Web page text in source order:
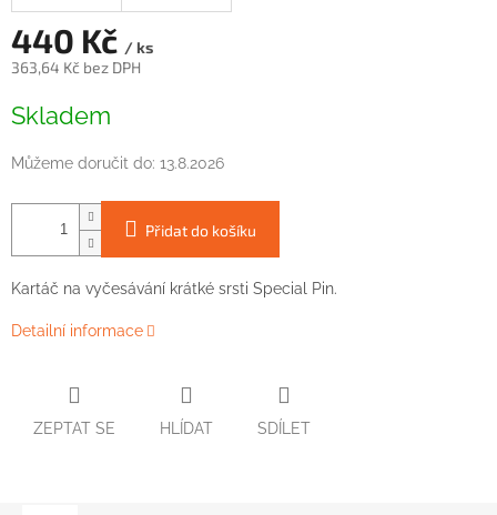
440 Kč / ks
363,64 Kč bez DPH
cena:
Skladem
Můžeme doručit do: 13.8.2026
Přidat do košíku
Kartáč na vyčesávání krátké srsti Special Pin.
Detailní informace
ZEPTAT SE HLÍDAT SDÍLET